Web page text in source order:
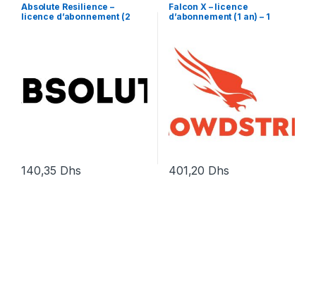
Absolute Resilience –
licence d’abonnement (2
140,35 Dhs
Falcon X – licence
d’abonnement (1 an) – 1
401,20 Dhs